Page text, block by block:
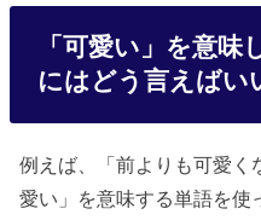
「可愛い」を意味
にはどう言えばい
例えば、「前よりも可愛く
愛い」を意味する単語を使